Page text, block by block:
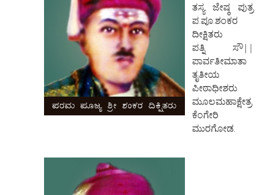
ತಸ್ಯ ಜೇಷ್ಠ ಪುತ್ರ
ಪ.ಪೂ.ಶಂಕರ
ದೀಕ್ಷಿತರು
ಪತ್ನಿ ಸೌ||
ಪಾರ್ವತೀಮಾತಾ
ತೃತೀಯ
ಪೀಠಾಧೀಶರು
ಮೂಲಮಹಾಕ್ಷೇತ್ರ
ಕೆಂಗೇರಿ
ಮುರಗೋಡ.